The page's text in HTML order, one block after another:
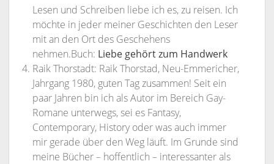
Lesen und Schreiben liebe ich es, zu reisen. Ich
möchte in jeder meiner Geschichten den Leser
mit an den Ort des Geschehens
nehmen.Buch: Liebe gehört zum Handwerk
Raik Thorstadt: Raik Thorstad, Neu-Emmericher,
Jahrgang 1980, guten Tag zusammen! Seit ein
paar Jahren bin ich als Autor im Bereich Gay-
Romane unterwegs, sei es Fantasy,
Contemporary, History oder was auch immer
mir gerade über den Weg läuft. Im Grunde sind
meine Bücher – hoffentlich – interessanter als